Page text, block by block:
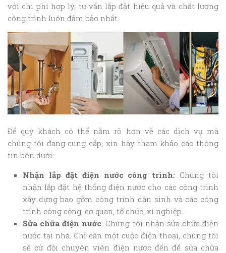
với chi phí hợp lý, tư vấn lắp đặt hiệu quả và chất lượng
công trình luôn đảm bảo nhất.
Để quý khách có thể nắm rõ hơn về các dịch vụ mà
chúng tôi đang cung cấp, xin hãy tham khảo các thông
tin bên dưới:
Nhận lắp đặt điện nước công trình: Chúng tôi
nhận lắp đặt hệ thống điện nước cho các công trình
xây dựng bao gồm công trình dân sinh và các công
trình công cộng, cơ quan, tổ chức, xí nghiệp.
Sửa chữa điện nước: Chúng tôi nhận sửa chữa điện
nước tại nhà. Chỉ cần một cuộc điện thoại, chúng tôi
sẽ cử đội chuyên viên điện nước đến để sửa chữa